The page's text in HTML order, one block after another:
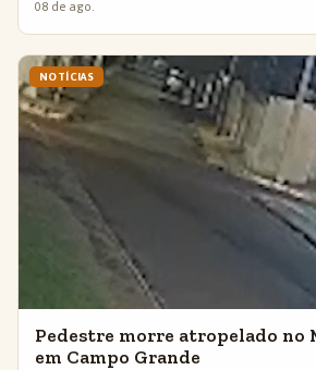
08 de ago.
NOTÍCIAS
Pedestre morre atropelado no
em Campo Grande